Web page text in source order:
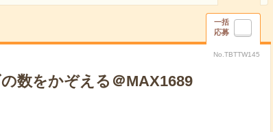
一括
応募
No.TBTTW145
数をかぞえる＠MAX1689